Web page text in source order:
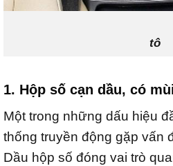
tô
1. Hộp số cạn dầu, có
Một trong những dấu hiệu
thống truyền động gặp vấn
Dầu hộp số đóng vai trò